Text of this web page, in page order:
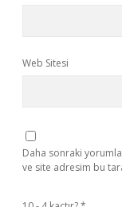
Web Sitesi
Daha sonraki
ve site adresim bu